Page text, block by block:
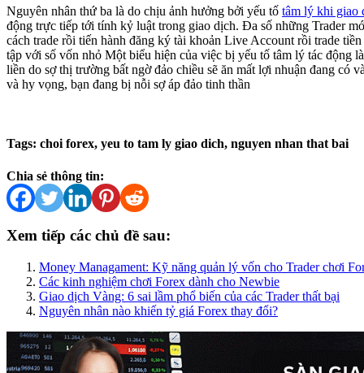
Nguyên nhân thứ ba là do chịu ảnh hưởng bởi yếu tố tâm lý khi giao
động trực tiếp tới tính kỷ luật trong giao dịch. Đa số những Trader
cách trade rồi tiến hành đăng ký tài khoản Live Account rồi trade
tập với số vốn nhỏ Một biểu hiện của việc bị yếu tố tâm lý tác động
liền do sợ thị trường bất ngờ đảo chiều sẽ ăn mất lợi nhuận đang có
và hy vọng, bạn đang bị nỗi sợ áp đảo tinh thần
Tags: choi forex, yeu to tam ly giao dich, nguyen nhan that bai
Chia sẻ thông tin:
Xem tiếp các chủ đề sau:
Money Managament: Kỹ năng quản lý vốn cho Trader chơi
Các kinh nghiệm chơi Forex dành cho Newbie
Giao dịch Vàng: 6 sai lầm phổ biến của các Trader thất bại
Nguyên nhân nào khiến tỷ giá Forex thay đổi?